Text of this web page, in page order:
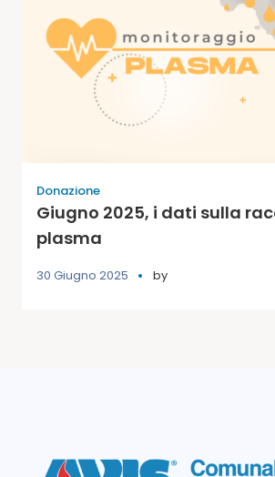
Donazione
Giugno 2025, i dati sulla
plasma
30 Giugno 2025 by